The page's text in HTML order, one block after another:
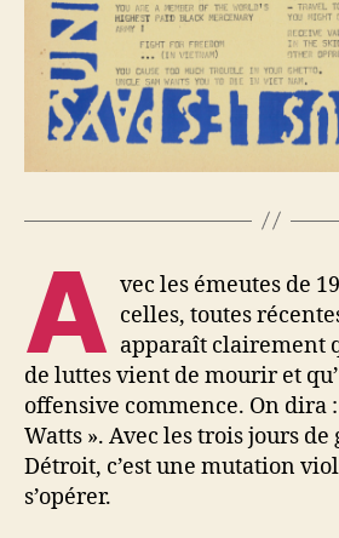
A vec les émeutes de
celles, toutes
apparaît clairement
de luttes vient de mourir et
offensive commence. On dira :
Watts ». Avec les trois jours
Détroit, c’est une mutation
s’opérer.